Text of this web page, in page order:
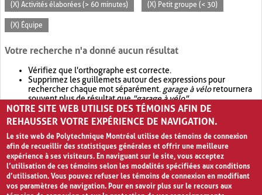
(X) Activités élaborées (> 60 minutes) (X) Petit groupe (< 30)
(X) Équipe
Votre recherche n'a donné aucun résultat
Vérifiez que l'orthographe est correcte.
Supprimez les guillemets autour des expressions pour
rechercher chaque mot séparément. garage à véloretournera
souvent plus de résultat que"garage à vélo".
Envisagez d'élargir votre recherche avec OR.garage OR vélo
retournera souvent plus de résultat quegarage à vélo
NOTRE SITE WEB UTILISE DES TÉMOINS AFIN DE
REHAUSSER VOTRE EXPÉRIENCE DE NAVIGATION.
Le site web de Polytechnique Montréal utilise des témoins de connexion
afin de recueillir des statistiques générales et offrir une meilleure
expérience à ses visiteurs. En naviguant sur le site, vous acceptez
l’utilisation de ces témoins selon les modalités spécifiées aux conditions
d’utilisation. Vous pouvez refuser les témoins de connexion en modifiant
vos paramètres de navigation. Pour en savoir plus sur le recours aux